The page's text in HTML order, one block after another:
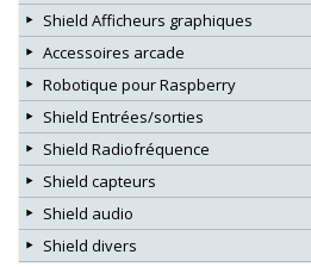
Shield Afficheurs graphiques
Accessoires arcade
Robotique pour Raspberry
Shield Entrées/sorties
Shield Radiofréquence
Shield capteurs
Shield audio
Shield divers